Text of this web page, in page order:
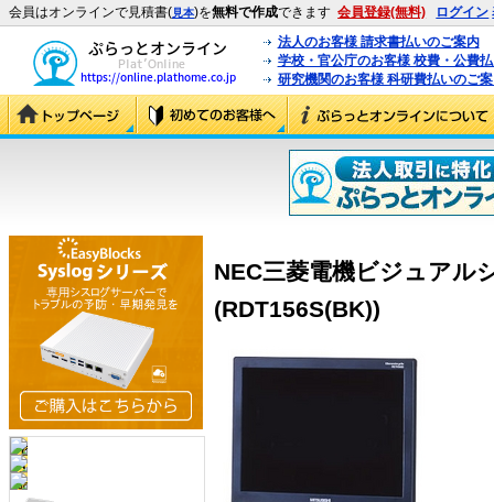
会員はオンラインで見積書(見本)を無料で作成できます 会員登録(無料) ログイン
法人のお客様 請求書払いのご案内
学校・官公庁のお客様 校費・公費
研究機関のお客様 科研費払いのご
NEC三菱電機ビジュアル
(RDT156S(BK))